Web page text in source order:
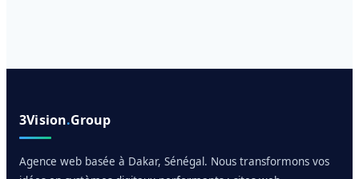
3Vision.Group
Agence web basée à Dakar, Sénégal. Nous transformons vos